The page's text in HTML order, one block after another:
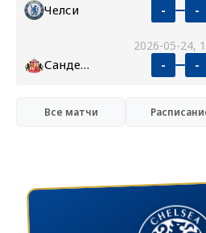
Челси - -
2026-05-24,
Сандерленд - -
Все матчи